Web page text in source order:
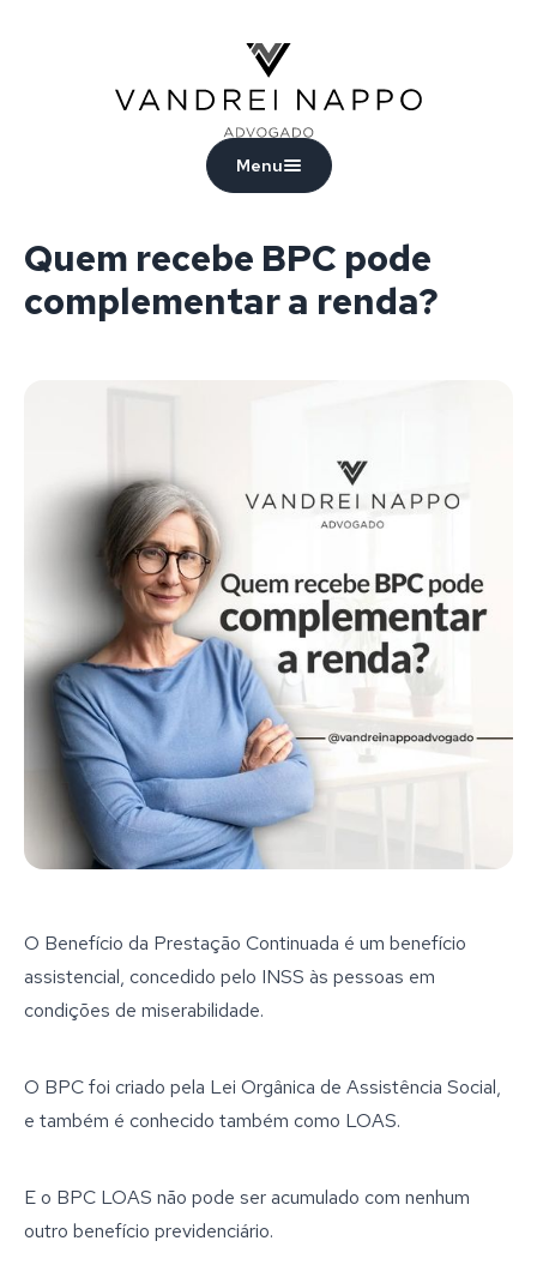
Menu
Quem recebe BPC pode
complementar a renda?
O Benefício da Prestação Continuada é um benefício
assistencial, concedido pelo INSS às pessoas em
condições de miserabilidade.
O BPC foi criado pela Lei Orgânica de Assistência Social,
e também é conhecido também como LOAS.
E o BPC LOAS não pode ser acumulado com nenhum
outro benefício previdenciário.